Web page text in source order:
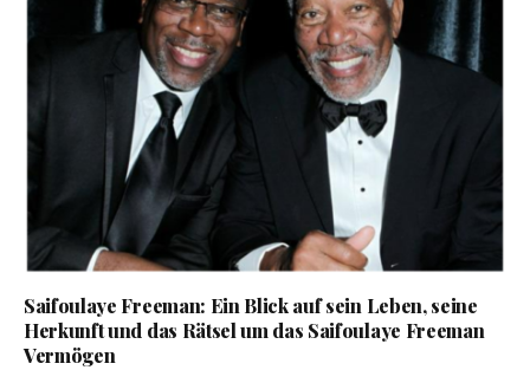
Saifoulaye Freeman: Ein Blick auf sein Leben, seine
Herkunft und das Rätsel um das Saifoulaye Freeman
Vermögen